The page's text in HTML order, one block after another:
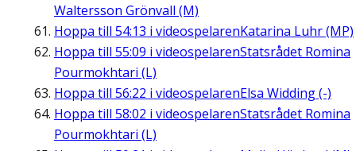
Waltersson Grönvall (M)
Hoppa till 54:13 i videospelarenKatarina Luhr (MP)
Hoppa till 55:09 i videospelarenStatsrådet Romina
Pourmokhtari (L)
Hoppa till 56:22 i videospelarenElsa Widding (-)
Hoppa till 58:02 i videospelarenStatsrådet Romina
Pourmokhtari (L)